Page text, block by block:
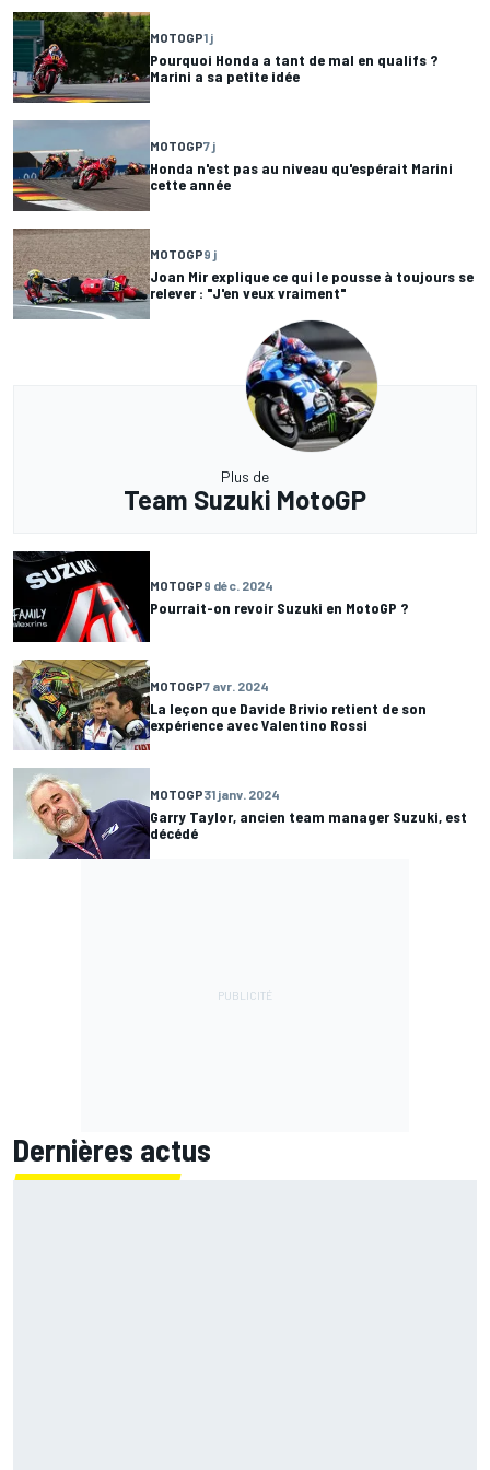
MOTOGP1 j
Pourquoi Honda a tant de mal en qualifs ?
Marini a sa petite idée
MOTOGP7 j
Honda n'est pas au niveau qu'espérait Marini
cette année
MOTOGP9 j
Joan Mir explique ce qui le pousse à toujours se
relever : "J'en veux vraiment"
Plus de
Team Suzuki MotoGP
MOTOGP9 déc. 2024
Pourrait-on revoir Suzuki en MotoGP ?
MOTOGP7 avr. 2024
La leçon que Davide Brivio retient de son
expérience avec Valentino Rossi
MOTOGP31 janv. 2024
Garry Taylor, ancien team manager Suzuki, est
décédé
Dernières actus